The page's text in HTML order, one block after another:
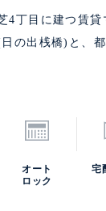
4丁目に建つ賃
の出桟橋)と、
オート
ロック
宅